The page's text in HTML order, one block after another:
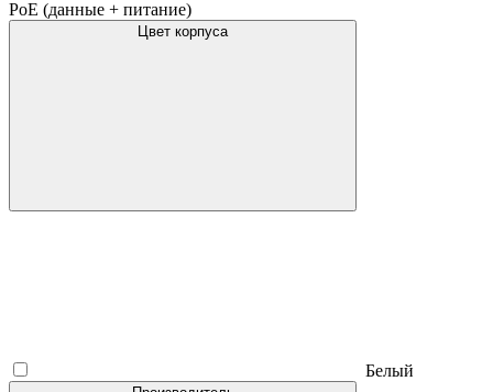
PoE (данные + питание)
Цвет корпуса
Белый